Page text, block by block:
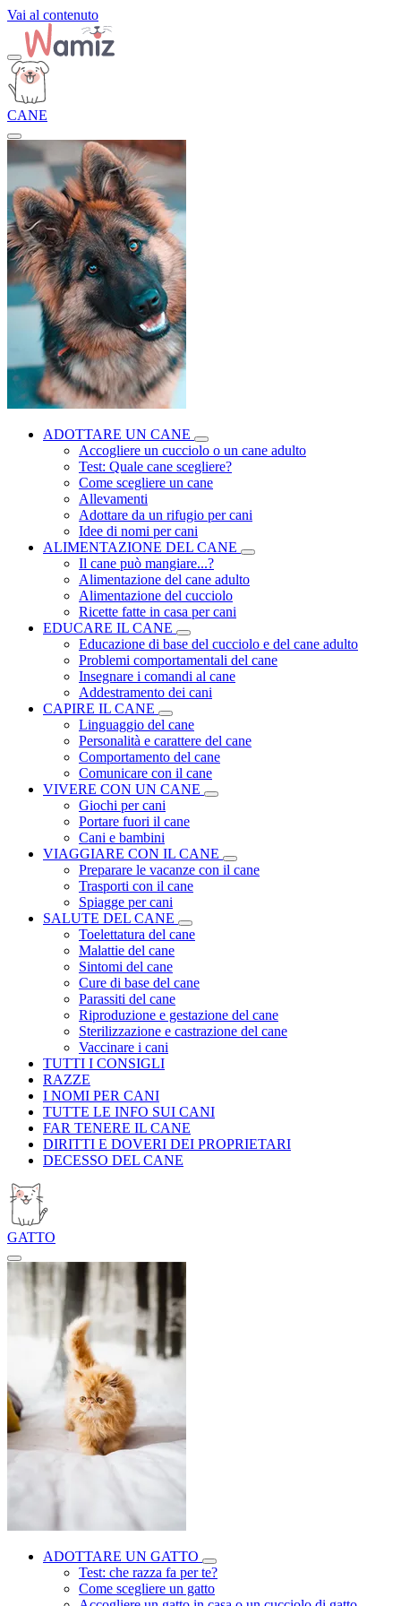
Vai al contenuto
CANE
ADOTTARE UN CANE
Accogliere un cucciolo o un cane adulto
Test: Quale cane scegliere?
Come scegliere un cane
Allevamenti
Adottare da un rifugio per cani
Idee di nomi per cani
ALIMENTAZIONE DEL CANE
Il cane può mangiare...?
Alimentazione del cane adulto
Alimentazione del cucciolo
Ricette fatte in casa per cani
EDUCARE IL CANE
Educazione di base del cucciolo e del cane adulto
Problemi comportamentali del cane
Insegnare i comandi al cane
Addestramento dei cani
CAPIRE IL CANE
Linguaggio del cane
Personalità e carattere del cane
Comportamento del cane
Comunicare con il cane
VIVERE CON UN CANE
Giochi per cani
Portare fuori il cane
Cani e bambini
VIAGGIARE CON IL CANE
Preparare le vacanze con il cane
Trasporti con il cane
Spiagge per cani
SALUTE DEL CANE
Toelettatura del cane
Malattie del cane
Sintomi del cane
Cure di base del cane
Parassiti del cane
Riproduzione e gestazione del cane
Sterilizzazione e castrazione del cane
Vaccinare i cani
TUTTI I CONSIGLI
RAZZE
I NOMI PER CANI
TUTTE LE INFO SUI CANI
FAR TENERE IL CANE
DIRITTI E DOVERI DEI PROPRIETARI
DECESSO DEL CANE
GATTO
ADOTTARE UN GATTO
Test: che razza fa per te?
Come scegliere un gatto